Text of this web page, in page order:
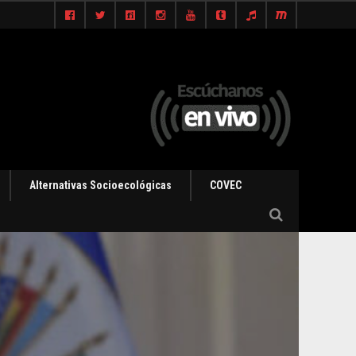
Alternativas Socioecológicas COVEC